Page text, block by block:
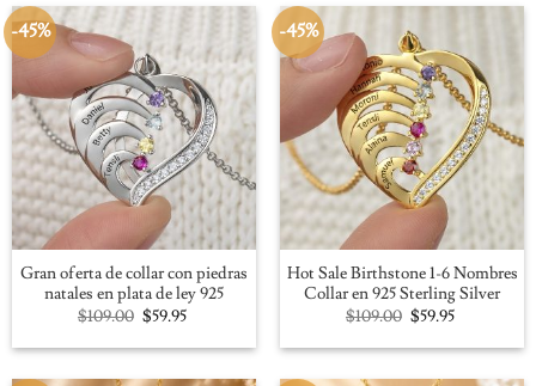
-45%
Gran oferta de collar con piedras
natales en plata de ley 925
$109.00 Original
price
was:
$59.95Current
is:
-45%
Hot Sale Birthstone 1-6 Nombres
Collar en 925 Sterling Silver
$109.00 Original
price
was:
$59.95Current
is: